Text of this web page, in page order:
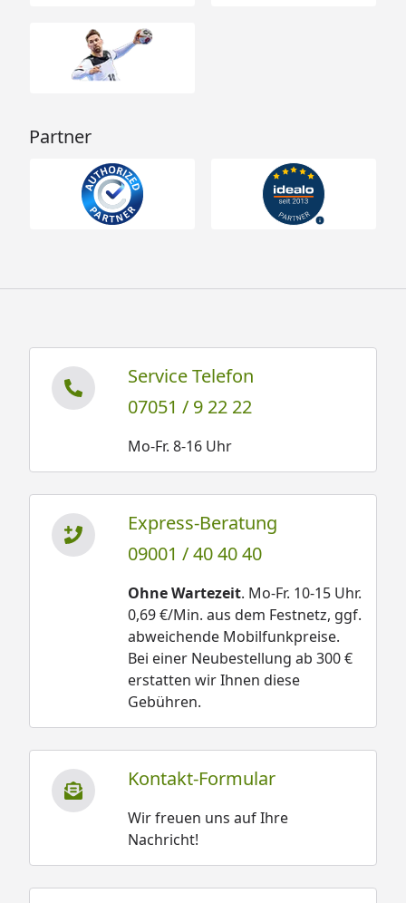
Dachrinnenbedarf
Skan Holz Gartenhaus Ontario Technische
Daten
Für das verwendete Material, die Konstruktion sowie
für die Verarbeitung gewähren wir Ihnen in
Garantiebestimmungen
Bitte beachten Sie: Die Abbildungen zeigen ggf.
Dekoration und Zusatzausstattung, welche nicht im
Lieferumfang enthalten ist. Den genauen
Lieferumfang entnehmen Sie dem Reiter
Partner
Service Telefon
07051 / 9 22 22
Mo-Fr. 8-16 Uhr
Express-Beratung
09001 / 40 40 40
Ohne Wartezeit. Mo-Fr. 10-15 Uhr.
0,69 €/Min. aus dem Festnetz, ggf.
abweichende Mobilfunkpreise.
Bei einer Neubestellung ab 300 €
erstatten wir Ihnen diese
Gebühren.
Kontakt-Formular
Wir freuen uns auf Ihre
Nachricht!